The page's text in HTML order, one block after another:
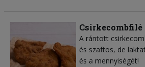
Csirkecombfilé
A rántott
és szaftos, de
és a mennyiségét!